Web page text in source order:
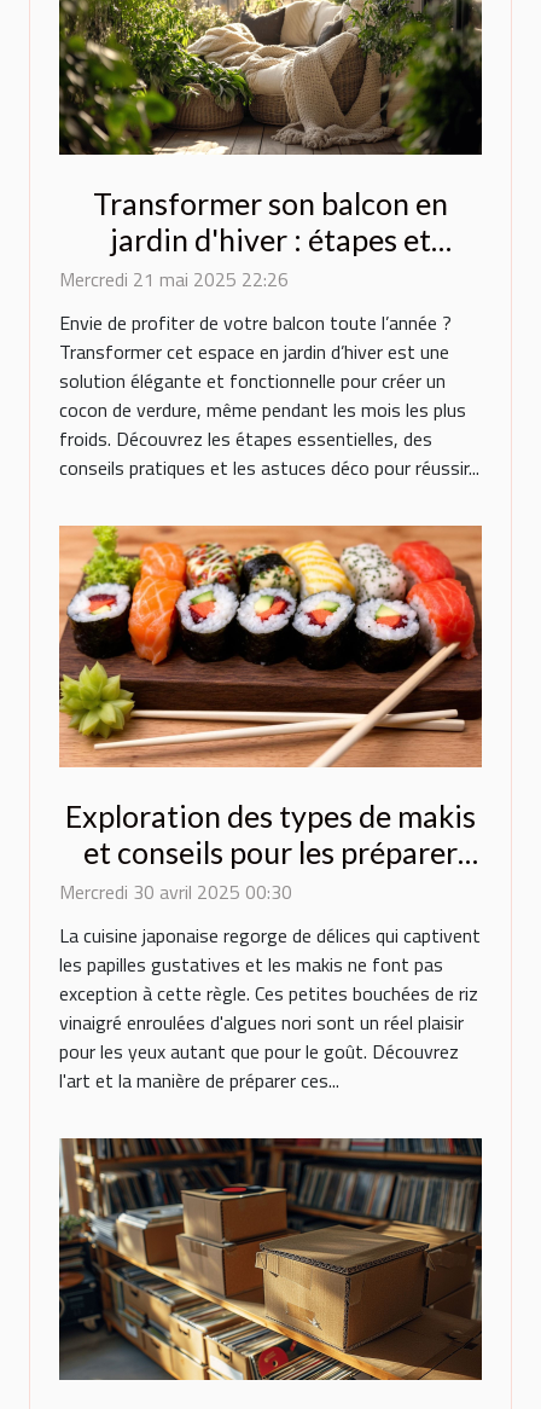
Transformer son balcon en
jardin d'hiver : étapes et
conseils
Mercredi 21 mai 2025 22:26
Envie de profiter de votre balcon toute l’année ?
Transformer cet espace en jardin d’hiver est une
solution élégante et fonctionnelle pour créer un
cocon de verdure, même pendant les mois les plus
froids. Découvrez les étapes essentielles, des
conseils pratiques et les astuces déco pour réussir...
Exploration des types de makis
et conseils pour les préparer
chez soi
Mercredi 30 avril 2025 00:30
La cuisine japonaise regorge de délices qui captivent
les papilles gustatives et les makis ne font pas
exception à cette règle. Ces petites bouchées de riz
vinaigré enroulées d'algues nori sont un réel plaisir
pour les yeux autant que pour le goût. Découvrez
l'art et la manière de préparer ces...